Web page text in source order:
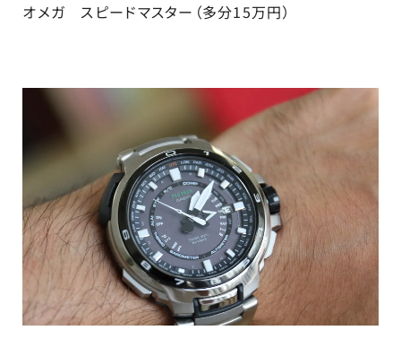
オメガ スピードマスター（多分15万円）